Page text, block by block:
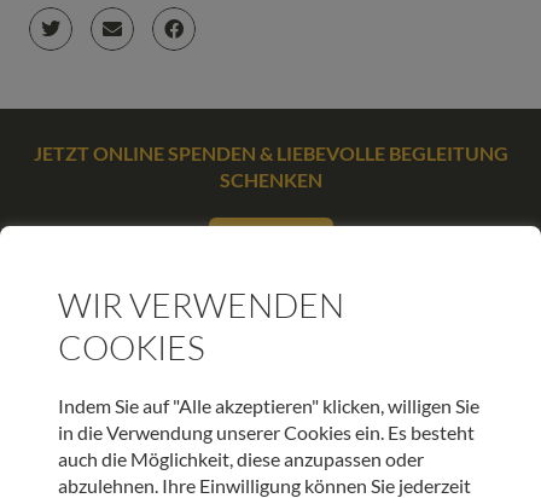
JETZT ONLINE SPENDEN & LIEBEVOLLE BEGLEITUNG
SCHENKEN
WEITERE BEITRÄGE DIESER KATEGORIE
HOSPIZ TIROL
Ein solides Fundament für die Zukunft
WIR VERWENDEN
COOKIES
Indem Sie auf "Alle akzeptieren" klicken, willigen Sie
in die Verwendung unserer Cookies ein. Es besteht
auch die Möglichkeit, diese anzupassen oder
abzulehnen. Ihre Einwilligung können Sie jederzeit